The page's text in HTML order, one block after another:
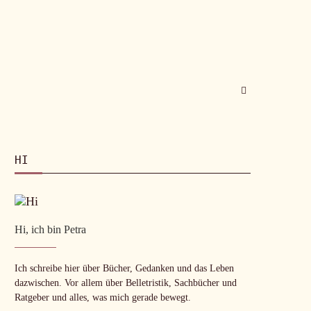
HI
Hi, ich bin Petra
Ich schreibe hier über Bücher, Gedanken und das Leben
dazwischen. Vor allem über Belletristik, Sachbücher und
Ratgeber und alles, was mich gerade bewegt.